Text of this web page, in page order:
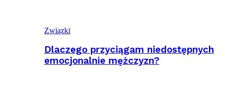
Związki
Dlaczego przyciągam niedostępnych
emocjonalnie mężczyzn?